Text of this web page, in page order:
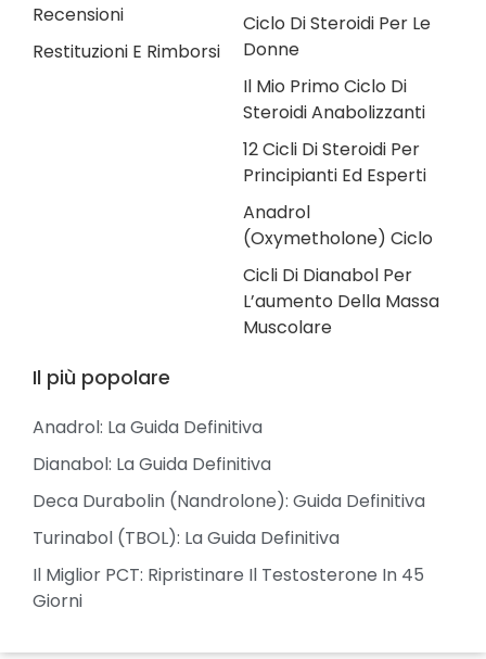
Recensioni
Restituzioni E Rimborsi
Ciclo Di Steroidi Per Le
Donne
Il Mio Primo Ciclo Di
Steroidi Anabolizzanti
12 Cicli Di Steroidi Per
Principianti Ed Esperti
Anadrol
(Oxymetholone) Ciclo
Cicli Di Dianabol Per
L’aumento Della Massa
Muscolare
Il più popolare
Anadrol: La Guida Definitiva
Dianabol: La Guida Definitiva
Deca Durabolin (Nandrolone): Guida Definitiva
Turinabol (TBOL): La Guida Definitiva
Il Miglior PCT: Ripristinare Il Testosterone In 45
Giorni